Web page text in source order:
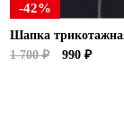
-42%
Шапка
1 700 ₽
990 ₽